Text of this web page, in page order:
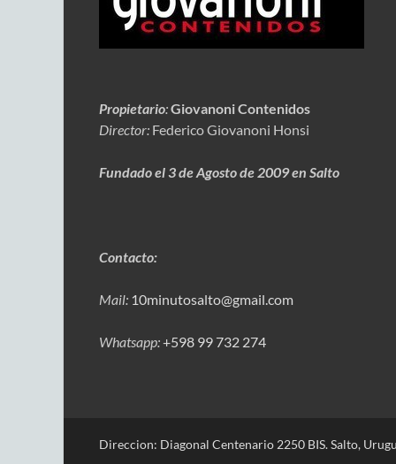
Propietario:Giovanoni Contenidos
Director: Federico Giovanoni Honsi
Fundado el 3 de Agosto de 2009 en Salto
Contacto:
Mail: 10minutosalto@gmail.com
Whatsapp:+598 99 732 274
Direccion: Diagonal Centenario 2250 BIS. Salto,